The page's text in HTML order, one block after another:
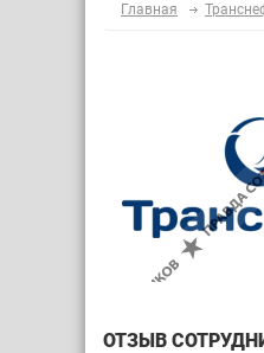
Главная
ОТЗЫВ